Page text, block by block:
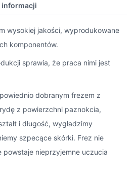
informacji
wysokiej jakości, wyprodukowane
komponentów.
sprawia, że praca nimi jest
dobranym frezem z
z powierzchni paznokcia,
i długość, wygładzimy
szpecące skórki. Frez nie
powstaje nieprzyjemne uczucia